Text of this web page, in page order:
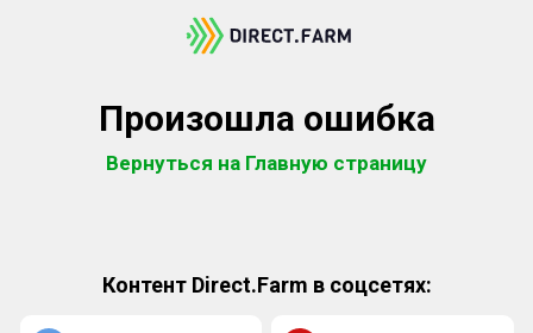
Произошла ошибка
Вернуться на Главную страницу
Контент Direct.Farm в соцсетях: